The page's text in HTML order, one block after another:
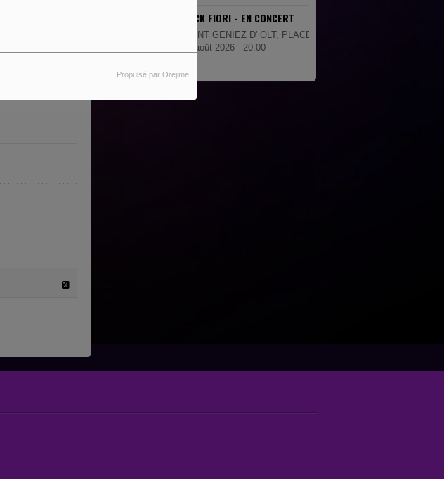
Propulsé par Orejime
PATRICK FIORI - EN CONCERT
SAINT GENIEZ D' OLT, PLACE DE LA MAIRIE
08 août 2026 - 20:00